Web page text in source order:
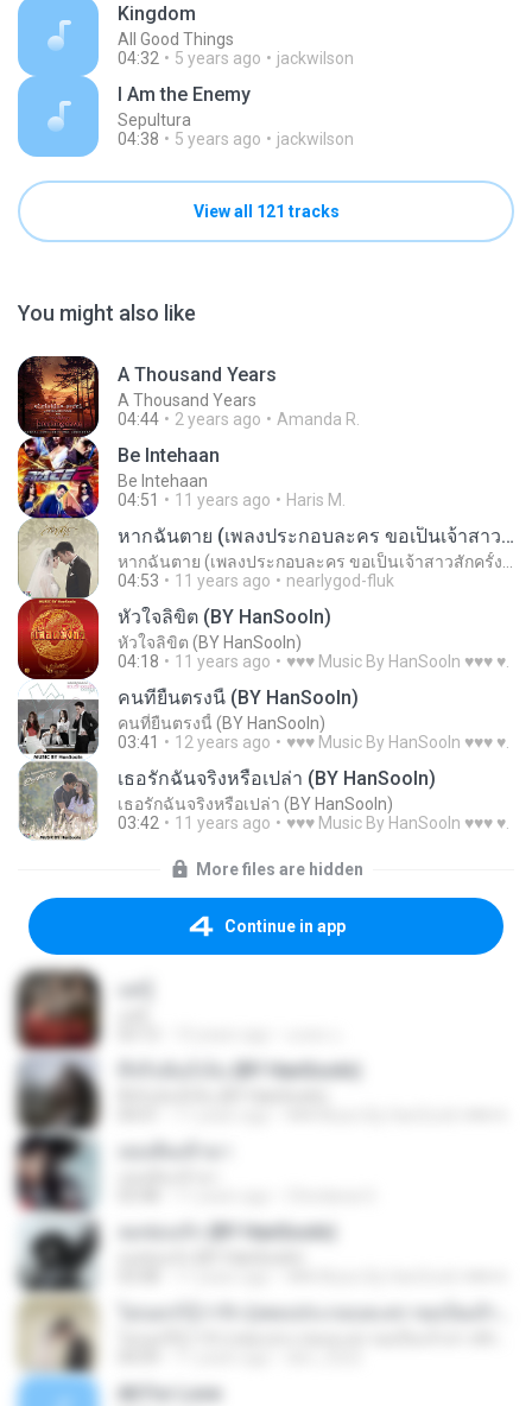
Kingdom
All Good Things
04:32
5 years ago jackwilson
I Am the Enemy
Sepultura
04:38
5 years ago jackwilson
View all 121 tracks
You might also like
A Thousand Years
A Thousand Years
04:44
2 years ago Amanda R.
Be Intehaan
Be Intehaan
04:51
11 years ago Haris M.
หากฉันตาย (เพลงประกอบละคร ขอเป็นเจ้าสาวสักครั้งให้ชื่นใจ)
04:53
11 years ago nearlygod-fluk
หัวใจลิขิต (BY HanSooIn)
หัวใจลิขิต (BY HanSooIn)
04:18
11 years ago ♥♥♥ Music By HanSooIn ♥♥♥ ♥.
คนที่ยืนตรงนี้ (BY HanSooIn)
คนที่ยืนตรงนี้ (BY HanSooIn)
03:41
12 years ago ♥♥♥ Music By HanSooIn ♥♥♥ ♥.
เธอรักฉันจริงหรือเปล่า (BY HanSooIn)
เธอรักฉันจริงหรือเปล่า (BY HanSooIn)
03:42
11 years ago ♥♥♥ Music By HanSooIn ♥♥♥ ♥.
More files are hidden
Continue in app
ที่จริงฉันก็เจ็บ (BY HanSooIn)
ลมซ่อนรัก (BY HanSooIn)
All For Love